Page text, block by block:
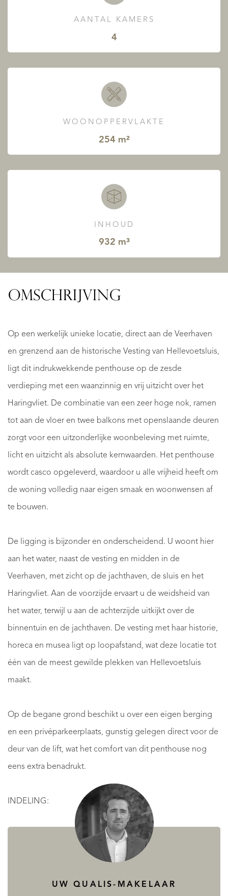
AANTAL KAMERS
4
WOONOPPERVLAKTE
254 m²
INHOUD
932 m³
OMSCHRIJVING
Op een werkelijk unieke locatie, direct aan de Veerhaven
en grenzend aan de historische Vesting van Hellevoetsluis,
ligt dit indrukwekkende penthouse op de zesde
verdieping met een waanzinnig en vrij uitzicht over het
Haringvliet. De combinatie van een zeer hoge nok, ramen
tot aan de vloer en twee balkons met openslaande deuren
zorgt voor een uitzonderlijke woonbeleving met ruimte,
licht en uitzicht als absolute kernwaarden. Het penthouse
wordt casco opgeleverd, waardoor u alle vrijheid heeft om
de woning volledig naar eigen smaak en woonwensen af
te bouwen.
De ligging is bijzonder en onderscheidend. U woont hier
aan het water, naast de vesting en midden in de
Veerhaven, met zicht op de jachthaven, de sluis en het
Haringvliet. Aan de voorzijde ervaart u de weidsheid van
het water, terwijl u aan de achterzijde uitkijkt over de
binnentuin en de jachthaven. De vesting met haar historie,
horeca en musea ligt op loopafstand, wat deze locatie tot
één van de meest gewilde plekken van Hellevoetsluis
maakt.
Op de begane grond beschikt u over een eigen berging
en een privéparkeerplaats, gunstig gelegen direct voor de
deur van de lift, wat het comfort van dit penthouse nog
eens extra benadrukt.
INDELING:
Bij binnenkomst valt direct de ruimtelijkheid en hoogte
hart van de woning en wordt dankzij de vloerhoge
UW QUALIS-MAKELAAR